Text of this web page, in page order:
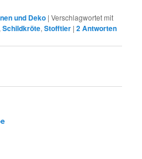
und Deko |Verschlagwortet mit
,Schildkröte,Stofftier |2Antworten